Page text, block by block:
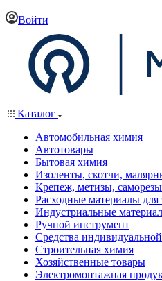
Войти
Каталог
Автомобильная химия
Автотовары
Бытовая химия
Изоленты, скотчи,
Крепеж, метизы, саморезы
Расходные материалы для
Индустриальные
Ручной инструмент
Средства
Строительная химия
Хозяйственные товары
Электромонтажная